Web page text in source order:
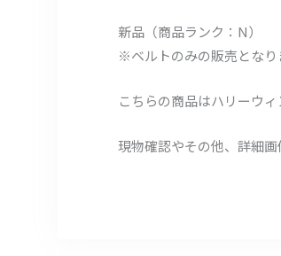
新品（商品ランク：N）
※ベルトのみの販売となり
こちらの商品はハリーウ
現物確認やその他、詳細